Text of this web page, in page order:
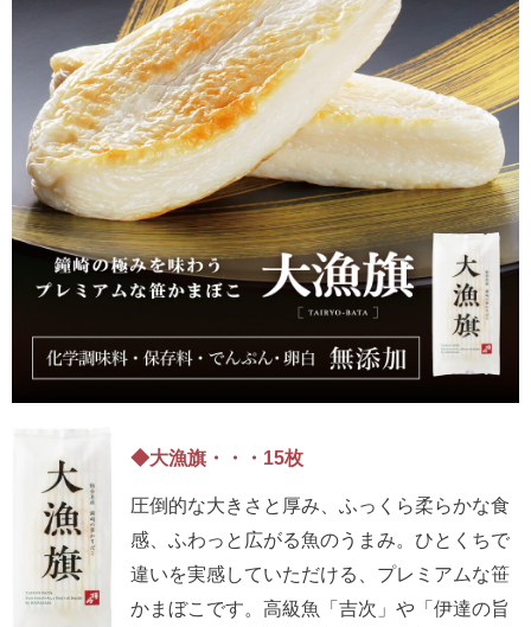
◆大漁旗・・・15枚
圧倒的な大きさと厚み、ふっくら柔らかな食
感、ふわっと広がる魚のうまみ。ひとくちで
違いを実感していただける、プレミアムな笹
かまぼこです。高級魚「吉次」や「伊達の旨